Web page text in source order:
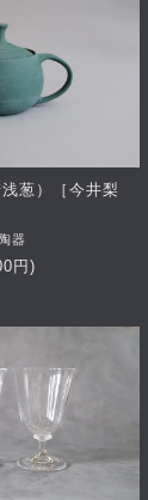
葱）［今井梨
器
円)